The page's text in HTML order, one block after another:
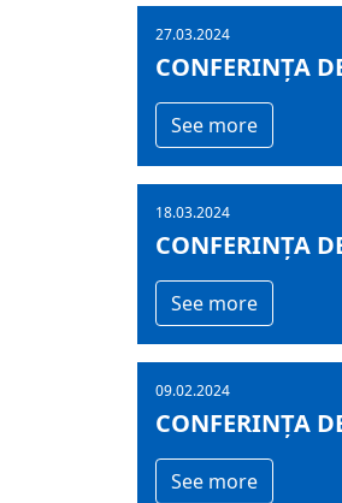
27.03.2024
CONFERINȚA
See more
18.03.2024
CONFERINȚA
See more
09.02.2024
CONFERINȚA
See more